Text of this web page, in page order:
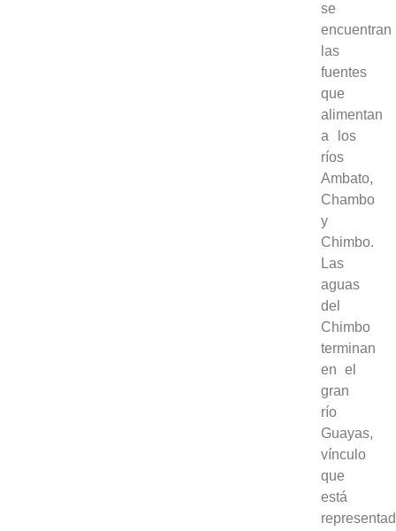
se
encuentran
las
fuentes
que
alimentan
a los
ríos
Ambato,
Chambo
y
Chimbo.
Las
aguas
del
Chimbo
terminan
en el
gran
río
Guayas,
vínculo
que
está